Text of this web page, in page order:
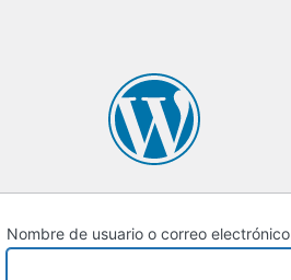
Nombre de usuario o correo electrónico